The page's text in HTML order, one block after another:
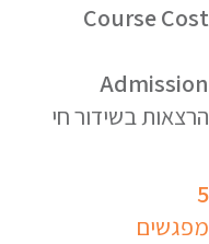
Course Cost
Admission
הרצאות בשידור חי
5
מפגשים